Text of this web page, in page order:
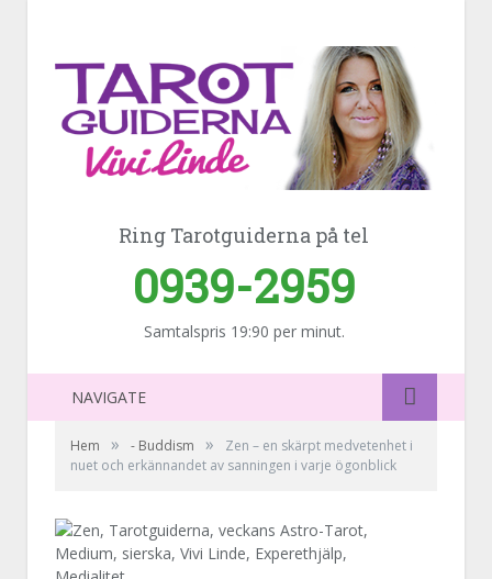
Ring Tarotguiderna på tel
0939-2959
Samtalspris 19:90 per minut.
NAVIGATE
Hem » - Buddism »
Zen – en skärpt medvetenhet i
nuet och erkännandet av sanningen i varje ögonblick